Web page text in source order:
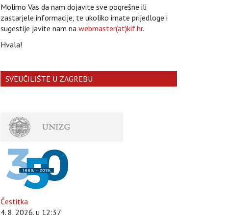
Molimo Vas da nam dojavite sve pogrešne ili
zastarjele informacije, te ukoliko imate prijedloge i
sugestije javite nam na webmaster(at)kif.hr.
Hvala!
SVEUČILIŠTE U ZAGREBU
Čestitka
4. 8. 2026. u 12:37